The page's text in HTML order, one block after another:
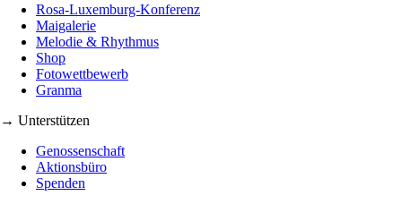
Rosa-Luxemburg-Konferenz
Maigalerie
Melodie & Rhythmus
Shop
Fotowettbewerb
Granma
→ Unterstützen
Genossenschaft
Aktionsbüro
Spenden